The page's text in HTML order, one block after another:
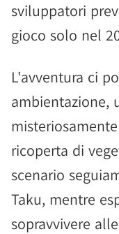
sviluppatori
gioco solo nel
L'avventura ci
ambientazione,
ricoperta di
scenario
Taku, mentre
sopravvivere